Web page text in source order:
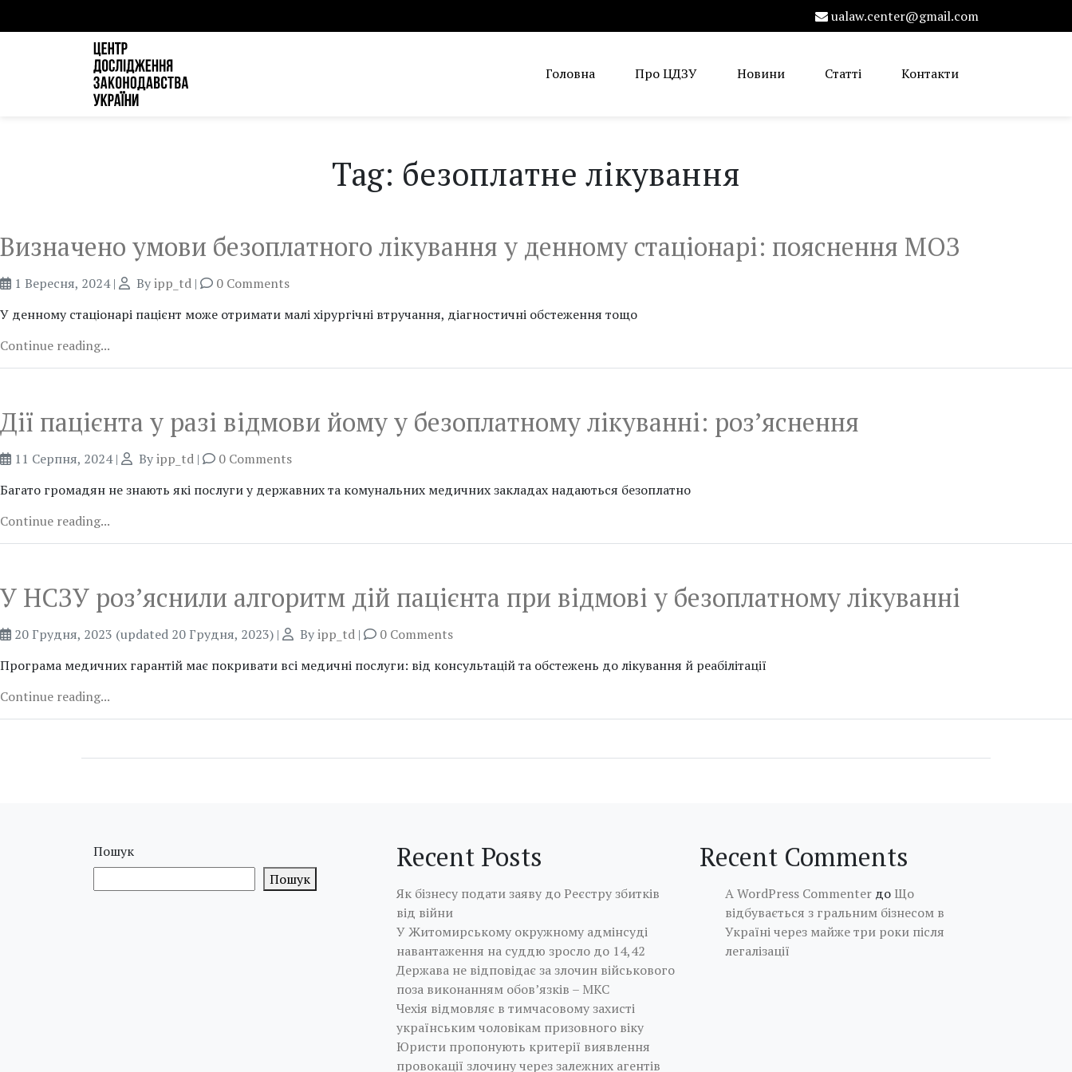
ualaw.center@gmail.com
Головна Про ЦДЗУ Новини Статті Контакти
Tag: безоплатне лікування
Визначено умови безоплатного лікування у денному стаціонарі: пояснення МОЗ
1 Вересня, 2024| Byipp_td |
0 Comments
У денному стаціонарі пацієнт може отримати малі хірургічні втручання, діагностичні обстеження тощо
Continue reading...
Дії пацієнта у разі відмови йому у безоплатному лікуванні: роз’яснення
11 Серпня, 2024| Byipp_td |
0 Comments
Багато громадян не знають які послуги у державних та комунальних медичних закладах надаються безоплатно
Continue reading...
У НСЗУ роз’яснили алгоритм дій пацієнта при відмові у безоплатному лікуванні
20 Грудня, 2023 (updated 20 Грудня, 2023) | Byipp_td |
0 Comments
Програма медичних гарантій має покривати всі медичні послуги: від консультацій та обстежень до лікування й реабілітації
Continue reading...
Пошук
Пошук
Recent Posts
Як бізнесу подати заяву до Реєстру збитків
від війни
У Житомирському окружному адмінсуді
навантаження на суддю зросло до 14,42
Держава не відповідає за злочин військового
поза виконанням обов’язків – МКС
Чехія відмовляє в тимчасовому захисті
українським чоловікам призовного віку
Юристи пропонують критерії виявлення
провокації злочину через залежних агентів
Recent Comments
A WordPress Commenter до Що
відбувається з гральним бізнесом в
Україні через майже три роки після
легалізації